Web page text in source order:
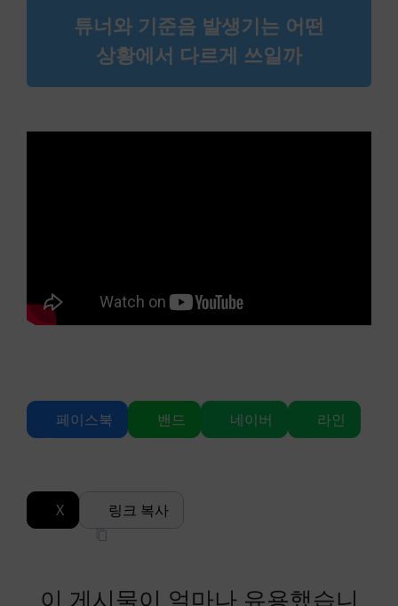
튜너와 기준음 발생기는 어떤
상황에서 다르게 쓰일까
페이스북 밴드 네이버 라인
X 링크 복사
이 게시물이 얼마나 유용했습니